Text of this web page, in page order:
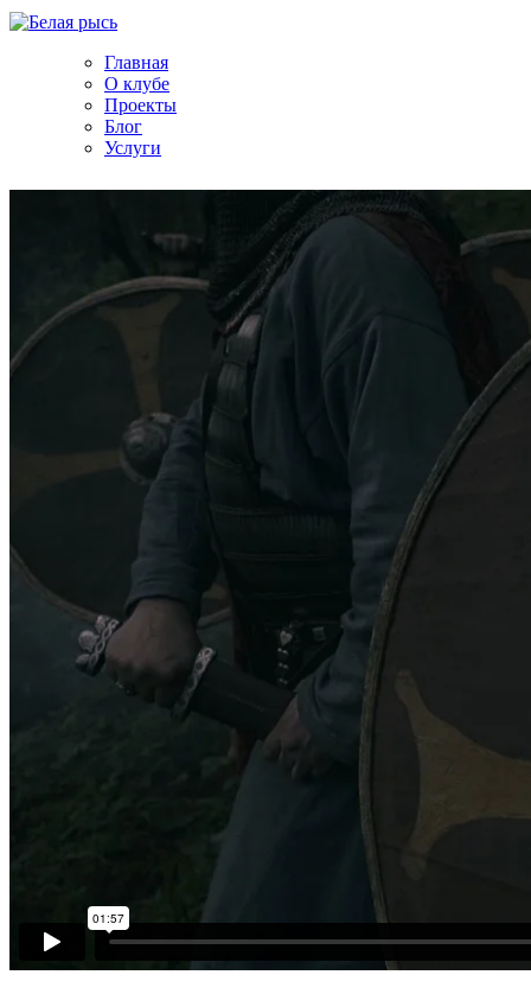
Главная
О клубе
Проекты
Блог
Услуги